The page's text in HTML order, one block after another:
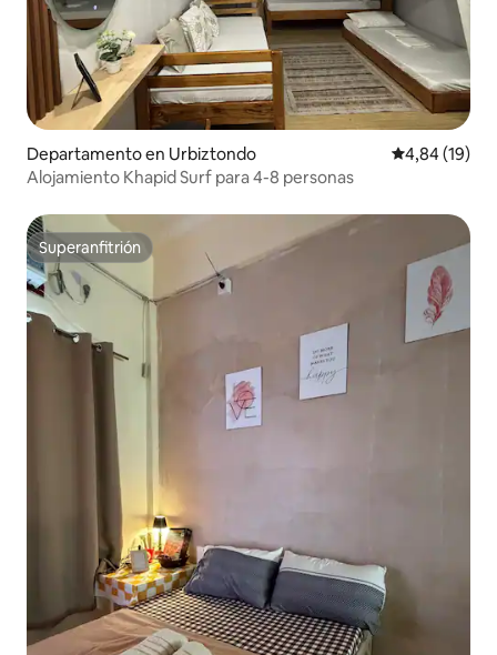
Departamento en Urbiztondo Calificación
4,84 (19)
Alojamiento Khapid Surf para 4-8 personas
Superanfitrión
Superanfitrión